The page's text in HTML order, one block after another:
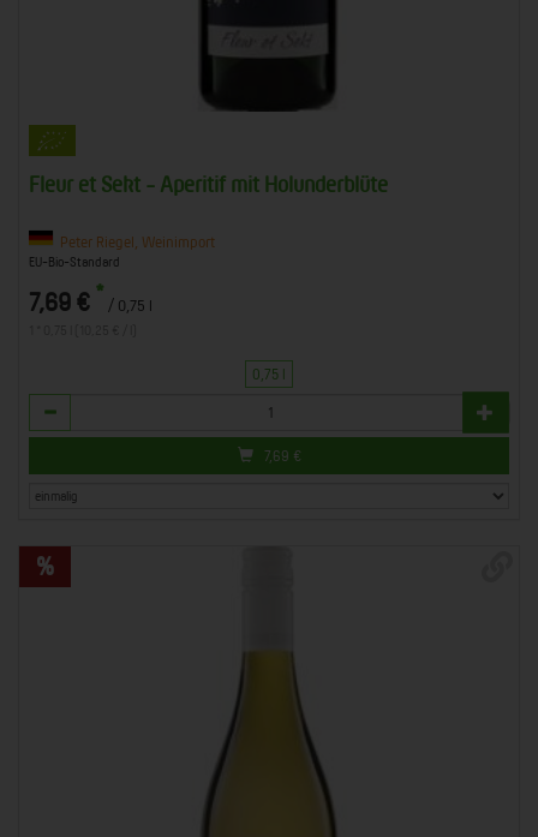
Fleur et Sekt - Aperitif mit Holunderblüte
Peter Riegel, Weinimport
EU-Bio-Standard
7,69 € * / 0,75 l
0,75 l
Anzahl
7,69 €